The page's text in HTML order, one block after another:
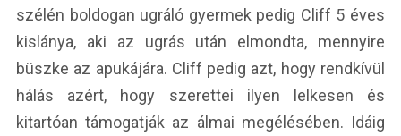
szélén boldogan ugráló gyermek pedig Cliff 5 éves
kislánya, aki az ugrás után elmondta, mennyire
büszke az apukájára. Cliff pedig azt, hogy rendkívül
hálás azért, hogy szerettei ilyen lelkesen és
kitartóan támogatják az álmai megélésében. Idáig